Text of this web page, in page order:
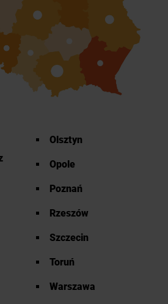
Olsztyn
Opole
Poznań
Rzeszów
Szczecin
Toruń
Warszawa